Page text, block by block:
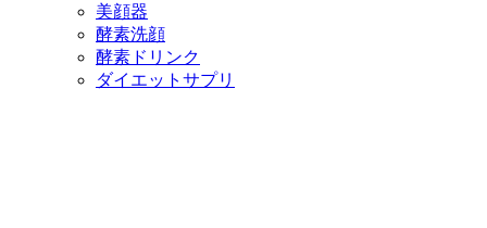
美顔器
酵素洗顔
酵素ドリンク
ダイエットサプリ